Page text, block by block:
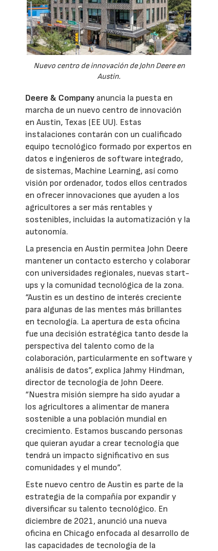
Nuevo centro de innovación de John Deere en
Austin.
Deere & Company anuncia la puesta en
marcha de un nuevo centro de innovación
en Austin, Texas (EE UU). Estas
instalaciones contarán con un cualificado
equipo tecnológico formado por expertos en
datos e ingenieros de software integrado,
de sistemas, Machine Learning, así como
visión por ordenador, todos ellos centrados
en ofrecer innovaciones que ayuden a los
agricultores a ser más rentables y
sostenibles, incluidas la automatización y la
autonomía.
La presencia en Austin permitea John Deere
mantener un contacto estercho y colaborar
con universidades regionales, nuevas start-
ups y la comunidad tecnológica de la zona.
“Austin es un destino de interés creciente
para algunas de las mentes más brillantes
en tecnología. La apertura de esta oficina
fue una decisión estratégica tanto desde la
perspectiva del talento como de la
colaboración, particularmente en software y
análisis de datos”, explica Jahmy Hindman,
director de tecnología de John Deere.
“Nuestra misión siempre ha sido ayudar a
los agricultores a alimentar de manera
sostenible a una población mundial en
crecimiento. Estamos buscando personas
que quieran ayudar a crear tecnología que
tendrá un impacto significativo en sus
comunidades y el mundo”.
Este nuevo centro de Austin es parte de la
estrategia de la compañía por expandir y
diversificar su talento tecnológico. En
diciembre de 2021, anunció una nueva
oficina en Chicago enfocada al desarrollo de
las capacidades de tecnología de la